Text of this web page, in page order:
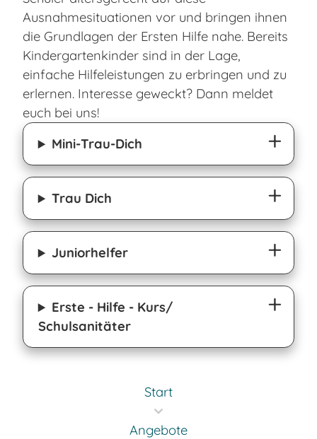
Ausnahmesituationen vor und bringen ihnen
die Grundlagen der Ersten Hilfe nahe. Bereits
Kindergartenkinder sind in der Lage,
einfache Hilfeleistungen zu erbringen und zu
erlernen. Interesse geweckt? Dann meldet
euch bei uns!
Mini-Trau-Dich
Trau Dich
Juniorhelfer
Erste - Hilfe - Kurs/
Schulsanitäter
Start
Angebote